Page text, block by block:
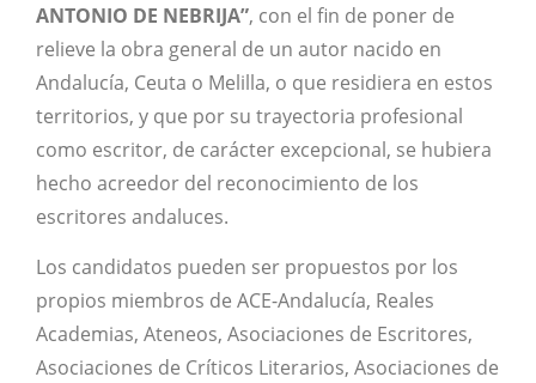
ANTONIO DE NEBRIJA”, con el fin de poner de
relieve la obra general de un autor nacido en
Andalucía, Ceuta o Melilla, o que residiera en estos
territorios, y que por su trayectoria profesional
como escritor, de carácter excepcional, se hubiera
hecho acreedor del reconocimiento de los
escritores andaluces.
Los candidatos pueden ser propuestos por los
propios miembros de ACE-Andalucía, Reales
Academias, Ateneos, Asociaciones de Escritores,
Asociaciones de Críticos Literarios, Asociaciones de